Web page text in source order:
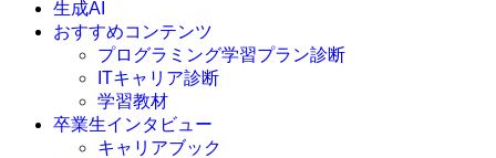
Swift
Ruby
その他言語
生成AI
おすすめコンテンツ
プログラミング学習プラン診断
ITキャリア診断
学習教材
卒業生インタビュー
キャリアブック